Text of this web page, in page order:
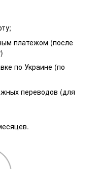
платежом (после
по Украине (по
переводов (для